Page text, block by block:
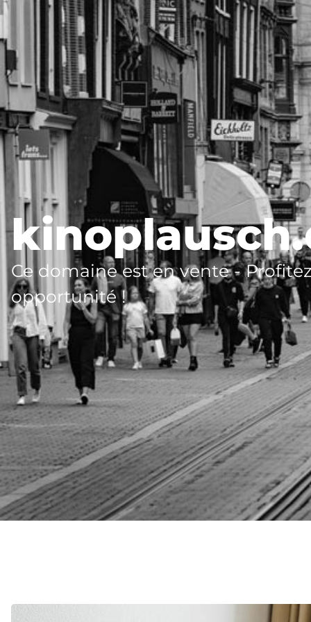
Ce domaine est en vente -
opportunité !